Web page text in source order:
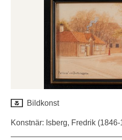
Bildkonst
Konstnär: Isberg, Fredrik (1846-